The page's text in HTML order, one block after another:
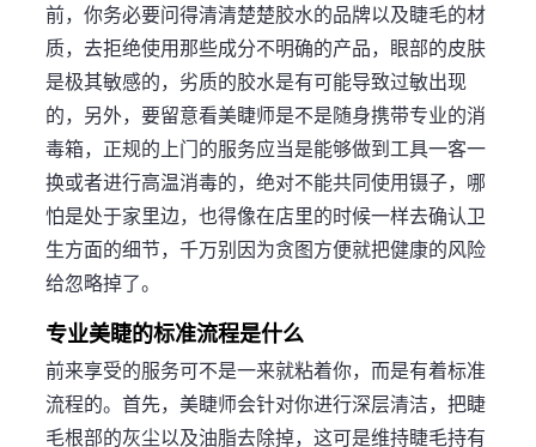
前，你务必要问得清清楚楚胶水的品牌以及睫毛的材
质，去拒绝使用那些成分不明确的产品，眼部的皮肤
是极其敏感的，劣质的胶水是有可能导致过敏出现
的，另外，要留意看美睫师是不是随身携带专业的消
毒箱，正规的上门的服务应当是能够做到工具一客一
换或者进行高温消毒的，绝对不能共同使用镊子，哪
怕是处于家里边，也得像在店里的时候一样去确认卫
生方面的细节，千万别因为贪图方便就把健康的风险
给忽略掉了。
专业美睫的标准流程是什么
前来享受的服务可不是一来就粘着你，而是有着标准
流程的。首先，美睫师会针对你进行深层清洁，把睫
毛根部的灰尘以及油脂去除掉，这可是维持睫毛持有